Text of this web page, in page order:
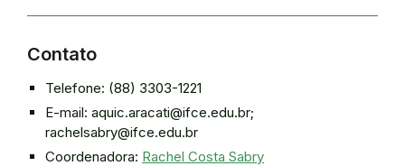
Contato
Telefone: (88) 3303-1221
E-mail: aquic.aracati@ifce.edu.br;
rachelsabry@ifce.edu.br
Coordenadora: Rachel Costa Sabry